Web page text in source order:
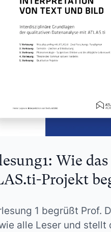
Wie das
Projekt
1 begrüßt Prof.
alle Leser und stellt